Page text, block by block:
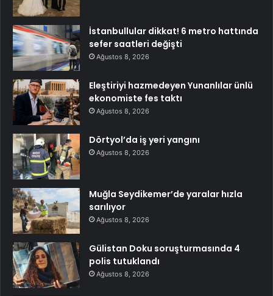
İstanbullular dikkat! 6 metro hattında
sefer saatleri değişti
Ağustos 8, 2026
Eleştiriyi hazmedeyen Yunanlılar ünlü
ekonomiste fes taktı
Ağustos 8, 2026
Dörtyol’da iş yeri yangını
Ağustos 8, 2026
Muğla Seydikemer’de yaralar hızla
sarılıyor
Ağustos 8, 2026
Gülistan Doku soruşturmasında 4
polis tutuklandı
Ağustos 8, 2026